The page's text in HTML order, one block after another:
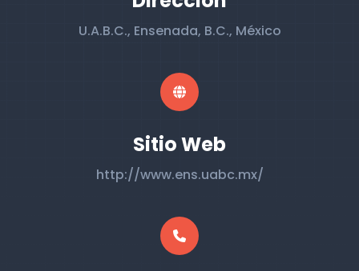
U.A.B.C., Ensenada, B.C., México
Sitio Web
http://www.ens.uabc.mx/